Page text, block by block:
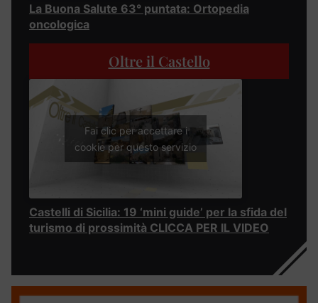
La Buona Salute 63° puntata: Ortopedia
oncologica
Oltre il Castello
Fai clic per accettare i
cookie per questo servizio
Castelli di Sicilia: 19 ‘mini guide’ per la sfida del
turismo di prossimità CLICCA PER IL VIDEO